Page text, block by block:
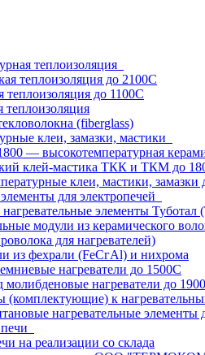
теплоизоляция
теплоизоляция до 2100С
теплоизоляция до 1100С
теплоизоляция
(fiberglass)
клеи, замазки, мастики
— высокотемпературная
клей-мастика ТКК и ТКМ до
клеи, мастики, замазки
для электропечей
элементы Туботал
модули из керамического
для нагревателей)
из фехрали (FеСгАl) и нихрома
нагреватели до 1500С
нагреватели до
(комплектующие) к
нагревательные элементы
на реализации со склада